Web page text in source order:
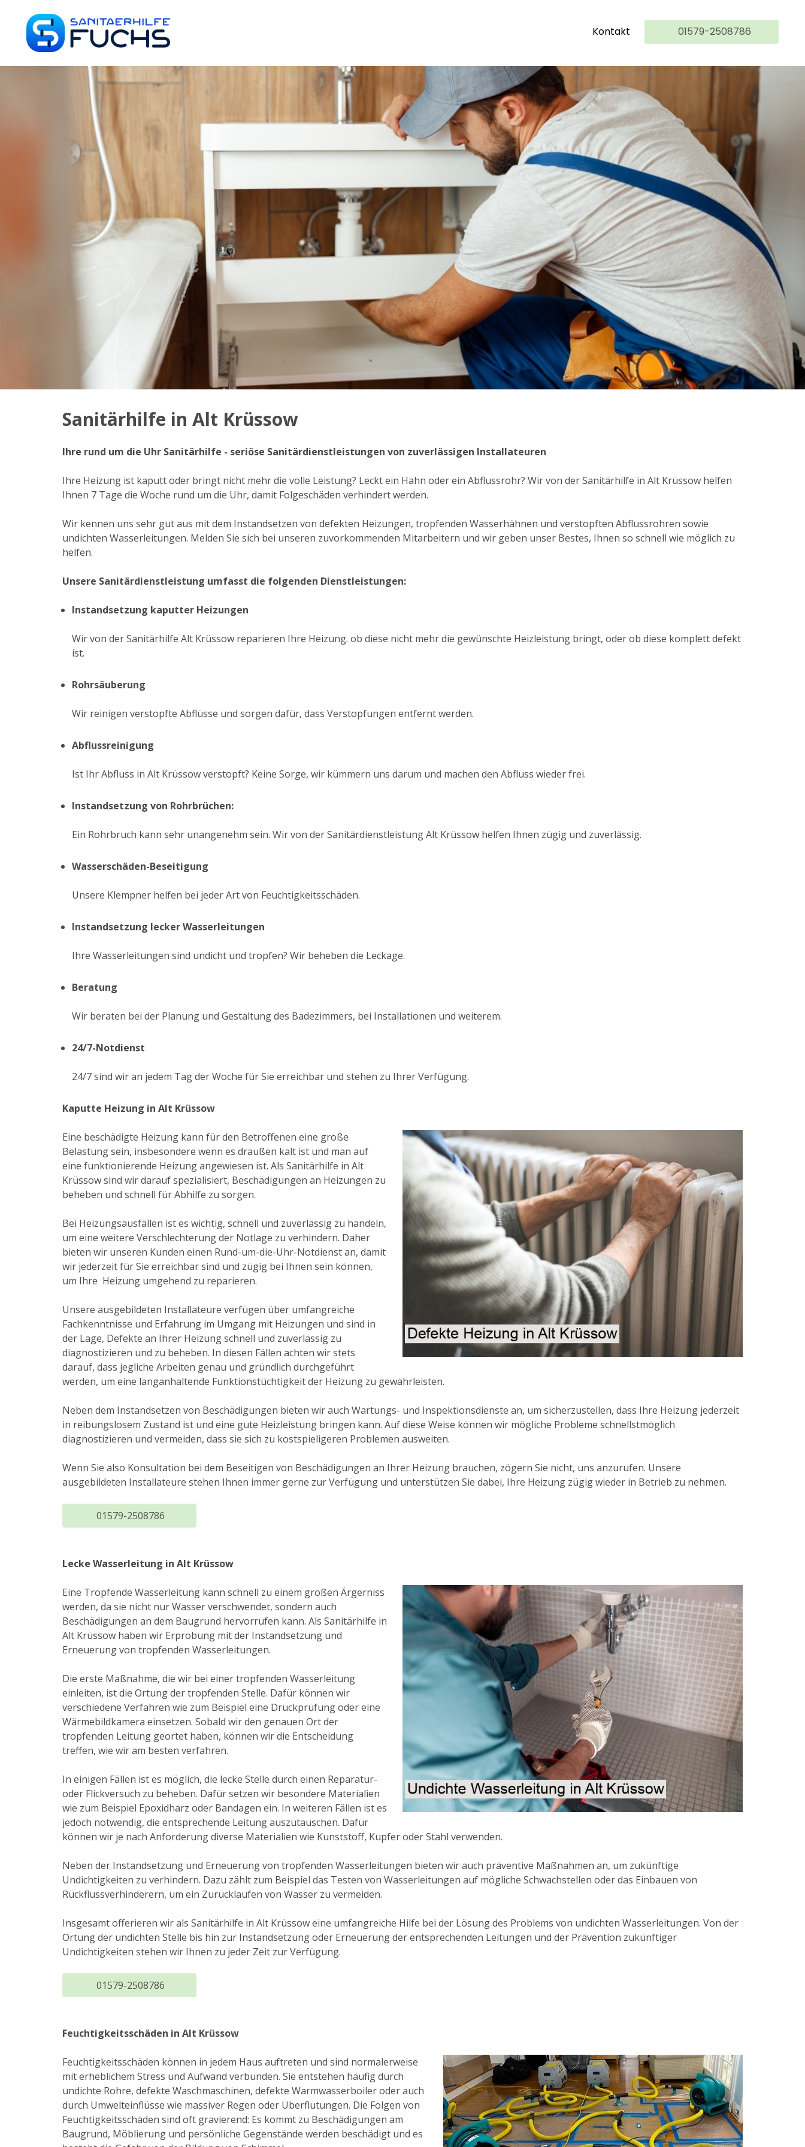
Kontakt 01579-2508786
Sanitärhilfe in Alt Krüssow
Ihre rund um die Uhr Sanitärhilfe - seriöse Sanitärdienstleistungen von zuverlässigen Installateuren
Ihre Heizung ist kaputt oder bringt nicht mehr die volle Leistung? Leckt ein Hahn oder ein Abflussrohr? Wir von der Sanitärhilfe in Alt Krüssow helfen
Ihnen 7 Tage die Woche rund um die Uhr, damit Folgeschäden verhindert werden.
Wir kennen uns sehr gut aus mit dem Instandsetzen von defekten Heizungen, tropfenden Wasserhähnen und verstopften Abflussrohren sowie
undichten Wasserleitungen. Melden Sie sich bei unseren zuvorkommenden Mitarbeitern und wir geben unser Bestes, Ihnen so schnell wie möglich zu
helfen.
Unsere Sanitärdienstleistung umfasst die folgenden Dienstleistungen:
Instandsetzung kaputter Heizungen
Wir von der Sanitärhilfe Alt Krüssow reparieren Ihre Heizung. ob diese nicht mehr die gewünschte Heizleistung bringt, oder ob diese komplett defekt
ist.
Rohrsäuberung
Wir reinigen verstopfte Abflüsse und sorgen dafür, dass Verstopfungen entfernt werden.
Abflussreinigung
Ist Ihr Abfluss in Alt Krüssow verstopft? Keine Sorge, wir kümmern uns darum und machen den Abfluss wieder frei.
Instandsetzung von Rohrbrüchen:
Ein Rohrbruch kann sehr unangenehm sein. Wir von der Sanitärdienstleistung Alt Krüssow helfen Ihnen zügig und zuverlässig.
Wasserschäden-Beseitigung
Unsere Klempner helfen bei jeder Art von Feuchtigkeitsschäden.
Instandsetzung lecker Wasserleitungen
Ihre Wasserleitungen sind undicht und tropfen? Wir beheben die Leckage.
Beratung
Wir beraten bei der Planung und Gestaltung des Badezimmers, bei Installationen und weiterem.
24/7-Notdienst
24/7 sind wir an jedem Tag der Woche für Sie erreichbar und stehen zu Ihrer Verfügung.
Kaputte Heizung in Alt Krüssow
Eine beschädigte Heizung kann für den Betroffenen eine große
Belastung sein, insbesondere wenn es draußen kalt ist und man auf
eine funktionierende Heizung angewiesen ist. Als Sanitärhilfe in Alt
Krüssow sind wir darauf spezialisiert, Beschädigungen an Heizungen zu
beheben und schnell für Abhilfe zu sorgen.
Bei Heizungsausfällen ist es wichtig, schnell und zuverlässig zu handeln,
um eine weitere Verschlechterung der Notlage zu verhindern. Daher
bieten wir unseren Kunden einen Rund-um-die-Uhr-Notdienst an, damit
wir jederzeit für Sie erreichbar sind und zügig bei Ihnen sein können,
um Ihre Heizung umgehend zu reparieren.
Unsere ausgebildeten Installateure verfügen über umfangreiche
Fachkenntnisse und Erfahrung im Umgang mit Heizungen und sind in
der Lage, Defekte an Ihrer Heizung schnell und zuverlässig zu
diagnostizieren und zu beheben. In diesen Fällen achten wir stets
darauf, dass jegliche Arbeiten genau und gründlich durchgeführt
werden, um eine langanhaltende Funktionstüchtigkeit der Heizung zu gewährleisten.
Neben dem Instandsetzen von Beschädigungen bieten wir auch Wartungs- und Inspektionsdienste an, um sicherzustellen, dass Ihre Heizung jederzeit
in reibungslosem Zustand ist und eine gute Heizleistung bringen kann. Auf diese Weise können wir mögliche Probleme schnellstmöglich
diagnostizieren und vermeiden, dass sie sich zu kostspieligeren Problemen ausweiten.
Wenn Sie also Konsultation bei dem Beseitigen von Beschädigungen an Ihrer Heizung brauchen, zögern Sie nicht, uns anzurufen. Unsere
ausgebildeten Installateure stehen Ihnen immer gerne zur Verfügung und unterstützen Sie dabei, Ihre Heizung zügig wieder in Betrieb zu nehmen.
01579-2508786
Lecke Wasserleitung in Alt Krüssow
Eine Tropfende Wasserleitung kann schnell zu einem großen Ärgerniss
werden, da sie nicht nur Wasser verschwendet, sondern auch
Beschädigungen an dem Baugrund hervorrufen kann. Als Sanitärhilfe in
Alt Krüssow haben wir Erprobung mit der Instandsetzung und
Erneuerung von tropfenden Wasserleitungen.
Die erste Maßnahme, die wir bei einer tropfenden Wasserleitung
einleiten, ist die Ortung der tropfenden Stelle. Dafür können wir
verschiedene Verfahren wie zum Beispiel eine Druckprüfung oder eine
Wärmebildkamera einsetzen. Sobald wir den genauen Ort der
tropfenden Leitung geortet haben, können wir die Entscheidung
treffen, wie wir am besten verfahren.
In einigen Fällen ist es möglich, die lecke Stelle durch einen Reparatur-
oder Flickversuch zu beheben. Dafür setzen wir besondere Materialien
wie zum Beispiel Epoxidharz oder Bandagen ein. In weiteren Fällen ist es
jedoch notwendig, die entsprechende Leitung auszutauschen. Dafür
können wir je nach Anforderung diverse Materialien wie Kunststoff, Kupfer oder Stahl verwenden.
Neben der Instandsetzung und Erneuerung von tropfenden Wasserleitungen bieten wir auch präventive Maßnahmen an, um zukünftige
Undichtigkeiten zu verhindern. Dazu zählt zum Beispiel das Testen von Wasserleitungen auf mögliche Schwachstellen oder das Einbauen von
Rückflussverhinderern, um ein Zurücklaufen von Wasser zu vermeiden.
Insgesamt offerieren wir als Sanitärhilfe in Alt Krüssow eine umfangreiche Hilfe bei der Lösung des Problems von undichten Wasserleitungen. Von der
Ortung der undichten Stelle bis hin zur Instandsetzung oder Erneuerung der entsprechenden Leitungen und der Prävention zukünftiger
Undichtigkeiten stehen wir Ihnen zu jeder Zeit zur Verfügung.
01579-2508786
Feuchtigkeitsschäden in Alt Krüssow
Feuchtigkeitsschäden können in jedem Haus auftreten und sind normalerweise
mit erheblichem Stress und Aufwand verbunden. Sie entstehen häufig durch
undichte Rohre, defekte Waschmaschinen, defekte Warmwasserboiler oder auch
durch Umwelteinflüsse wie massiver Regen oder Überflutungen. Die Folgen von
Feuchtigkeitsschäden sind oft gravierend: Es kommt zu Beschädigungen am
Baugrund, Möblierung und persönliche Gegenstände werden beschädigt und es